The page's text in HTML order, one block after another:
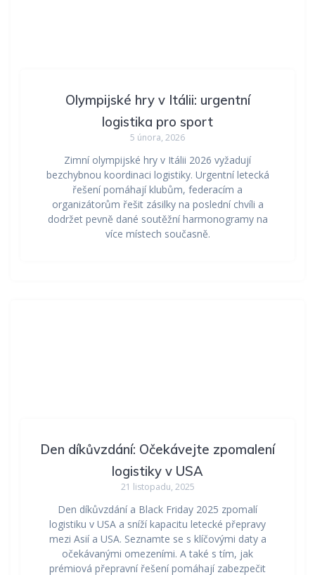
Olympijské hry v Itálii: urgentní
logistika pro sport
5 února, 2026
Zimní olympijské hry v Itálii 2026 vyžadují
bezchybnou koordinaci logistiky. Urgentní letecká
řešení pomáhají klubům, federacím a
organizátorům řešit zásilky na poslední chvíli a
dodržet pevně dané soutěžní harmonogramy na
více místech současně.
Den díkůvzdání: Očekávejte zpomalení
logistiky v USA
21 listopadu, 2025
Den díkůvzdání a Black Friday 2025 zpomalí
logistiku v USA a sníží kapacitu letecké přepravy
mezi Asií a USA. Seznamte se s klíčovými daty a
očekávanými omezeními. A také s tím, jak
prémiová přepravní řešení pomáhají zabezpečit